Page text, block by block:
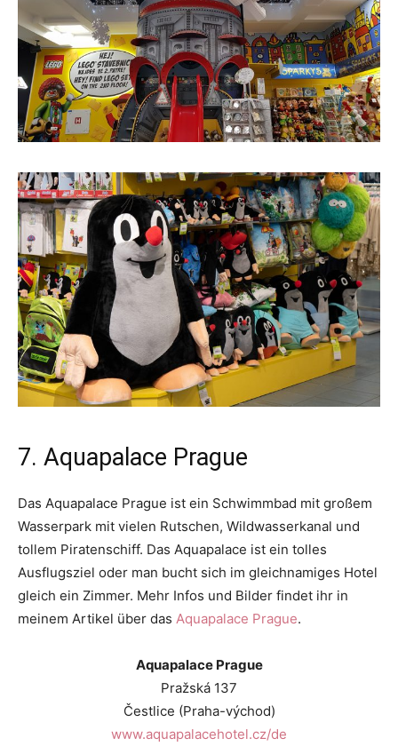
7. Aquapalace Prague
Das Aquapalace Prague ist ein Schwimmbad mit großem
Wasserpark mit vielen Rutschen, Wildwasserkanal und
tollem Piratenschiff. Das Aquapalace ist ein tolles
Ausflugsziel oder man bucht sich im gleichnamiges Hotel
gleich ein Zimmer. Mehr Infos und Bilder findet ihr in
meinem Artikel über das Aquapalace Prague.
Aquapalace Prague
Pražská 137
Čestlice (Praha-východ)
www.aquapalacehotel.cz/de